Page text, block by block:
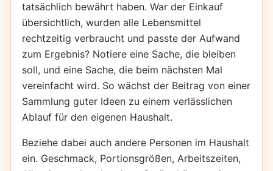
tatsächlich bewährt haben. War der Einkauf
übersichtlich, wurden alle Lebensmittel
rechtzeitig verbraucht und passte der Aufwand
zum Ergebnis? Notiere eine Sache, die bleiben
soll, und eine Sache, die beim nächsten Mal
vereinfacht wird. So wächst der Beitrag von einer
Sammlung guter Ideen zu einem verlässlichen
Ablauf für den eigenen Haushalt.
Beziehe dabei auch andere Personen im Haushalt
ein. Geschmack, Portionsgrößen, Arbeitszeiten,